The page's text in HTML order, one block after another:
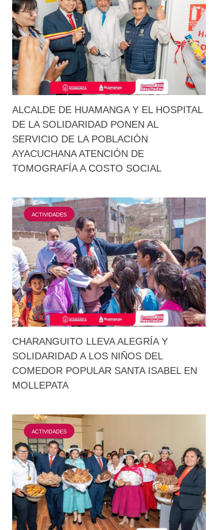
ALCALDE DE HUAMANGA Y EL HOSPITAL
DE LA SOLIDARIDAD PONEN AL
SERVICIO DE LA POBLACIÓN
AYACUCHANA ATENCIÓN DE
TOMOGRAFÍA A COSTO SOCIAL
ACTIVIDADES
CHARANGUITO LLEVA ALEGRÍA Y
SOLIDARIDAD A LOS NIÑOS DEL
COMEDOR POPULAR SANTA ISABEL EN
MOLLEPATA
ACTIVIDADES